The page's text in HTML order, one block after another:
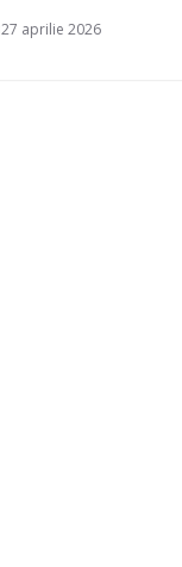
27 aprilie 2026